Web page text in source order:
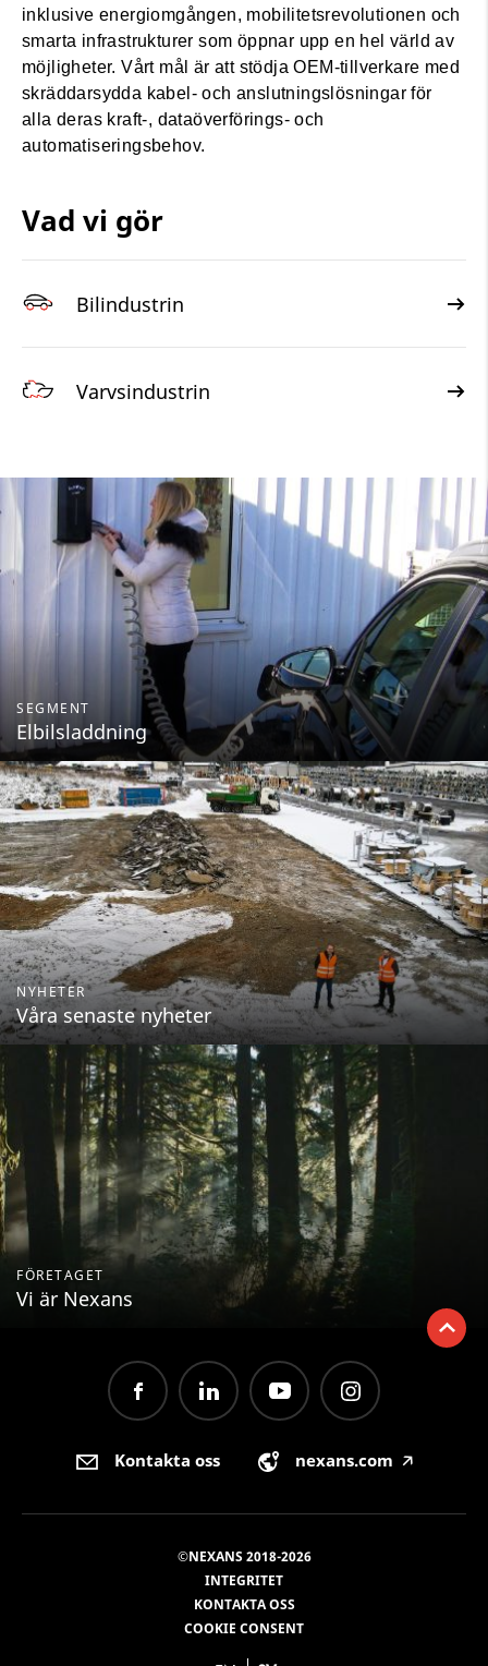
inklusive energiomgången, mobilitetsrevolutionen och
smarta infrastrukturer som öppnar upp en hel värld av
möjligheter. Vårt mål är att stödja OEM-tillverkare med
skräddarsydda kabel- och anslutningslösningar för
alla deras kraft-, dataöverförings- och
automatiseringsbehov.
Vad vi gör
Bilindustrin
Varvsindustrin
SEGMENT
Elbilsladdning
NYHETER
Våra senaste nyheter
FÖRETAGET
Vi är Nexans
Kontakta oss nexans.com 🡥
©NEXANS 2018-2026
INTEGRITET
KONTAKTA OSS
COOKIE CONSENT